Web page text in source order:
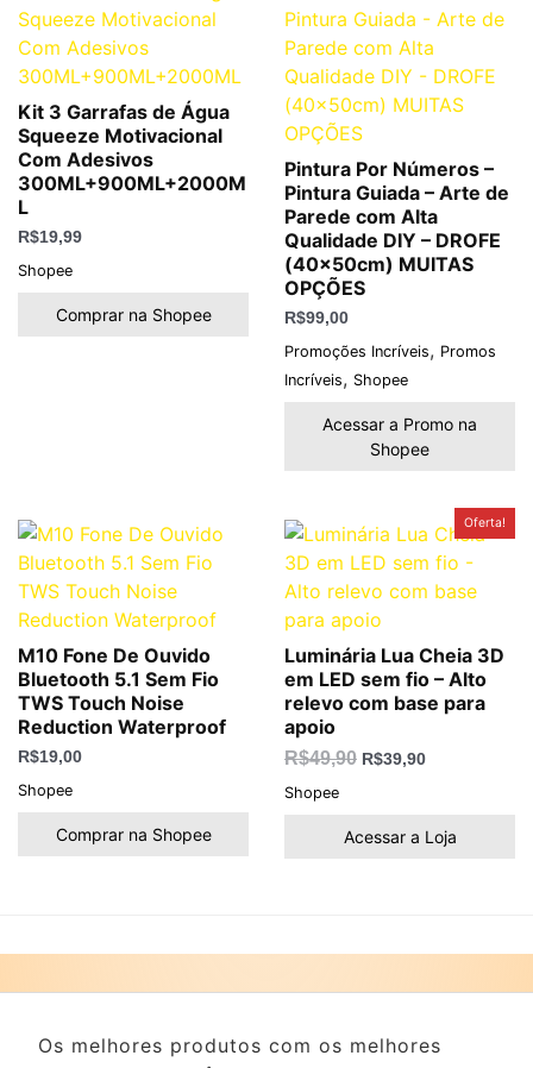
Kit 3 Garrafas de Água
Squeeze Motivacional
Com Adesivos
300ML+900ML+2000M
L
R$19,99
Shopee
Comprar na Shopee
Pintura Por Números –
Pintura Guiada – Arte de
Parede com Alta
Qualidade DIY – DROFE
(40x50cm) MUITAS
OPÇÕES
R$99,00
Promoções Incríveis, Promos
Incríveis, Shopee
Acessar a Promo na
Shopee
M10 Fone De Ouvido
Bluetooth 5.1 Sem Fio
TWS Touch Noise
Reduction Waterproof
R$19,00
Shopee
Comprar na Shopee
Oferta!
Luminária Lua Cheia 3D
em LED sem fio – Alto
relevo com base para
apoio
R$49,90
preço
era:
R$49,90.
R$39,90
preço
atual
é:
R$39,90.
Shopee
Acessar a Loja
Os melhores produtos com os melhores